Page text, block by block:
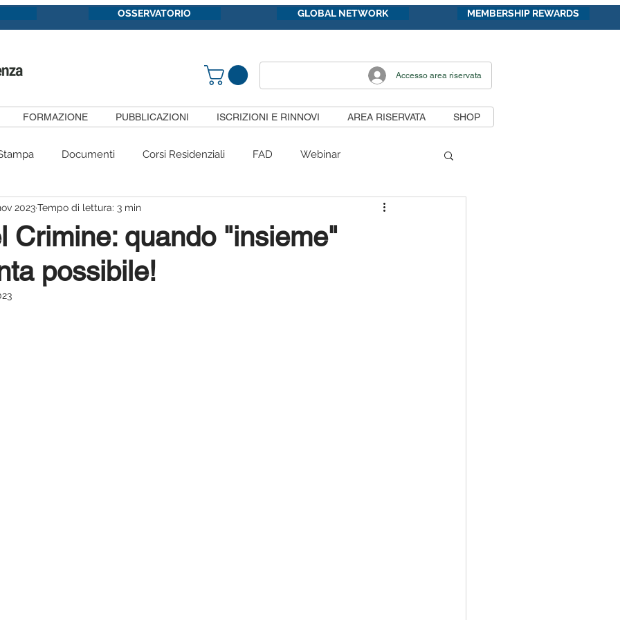
OSSERVATORIO GLOBAL NETWORK MEMBERSHIP REWARDS
Accesso area riservata
FORMAZIONE PUBBLICAZIONI ISCRIZIONI E RINNOVI AREA RISERVATA SHOP
Documenti Corsi Residenziali FAD Webinar
Congressi #siietpericittadini
Pubblicazioni SiietFormazione
Crimine: quando "insieme"
possibile!
2023Tempo di lettura: 3 min